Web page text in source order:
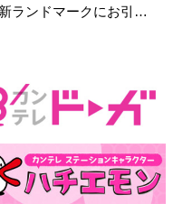
ランドマークにお引っ